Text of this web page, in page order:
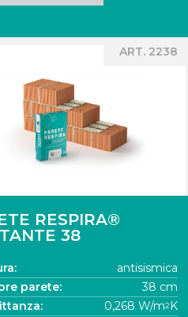
ART. 2238
RESPIRA®
38
antisismica
parete:
38 cm
0,268 W/m2K